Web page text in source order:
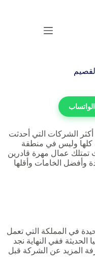
الواتساب
الشركات التي أحدثت
كلها وليس في منطقة
تمتلك عمال مهرة قادرين
وأفضل الخامات وأقلها
في المملكة التي تعمل
ففي النهاية نجد
المزيد عن الشركة قبل